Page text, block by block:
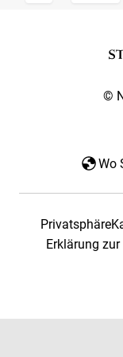
©
Wo
Privatsphäre
Erklärung